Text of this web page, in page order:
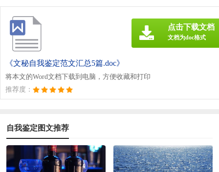
《文秘自我鉴定范文汇总5篇.doc》
将本文的Word文档下载到电脑，方便收藏和打印
推荐度：
点击下载文档
文档为doc格式
自我鉴定图文推荐